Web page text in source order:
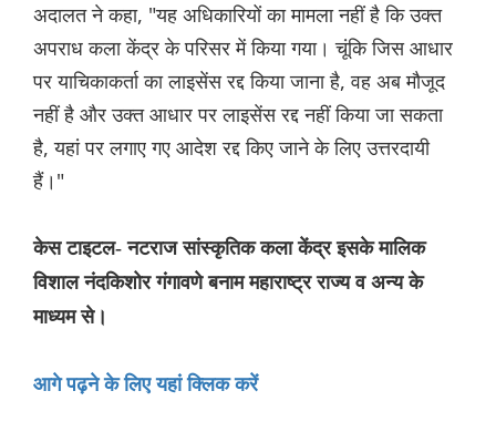
अदालत ने कहा, "यह अधिकारियों का मामला नहीं है कि उक्त
अपराध कला केंद्र के परिसर में किया गया। चूंकि जिस आधार
पर याचिकाकर्ता का लाइसेंस रद्द किया जाना है, वह अब मौजूद
नहीं है और उक्त आधार पर लाइसेंस रद्द नहीं किया जा सकता
है, यहां पर लगाए गए आदेश रद्द किए जाने के लिए उत्तरदायी
हैं।"
केस टाइटल- नटराज सांस्कृतिक कला केंद्र इसके मालिक
विशाल नंदकिशोर गंगावणे बनाम महाराष्ट्र राज्य व अन्य के
माध्यम से।
आगे पढ़ने के लिए यहां क्लिक करें